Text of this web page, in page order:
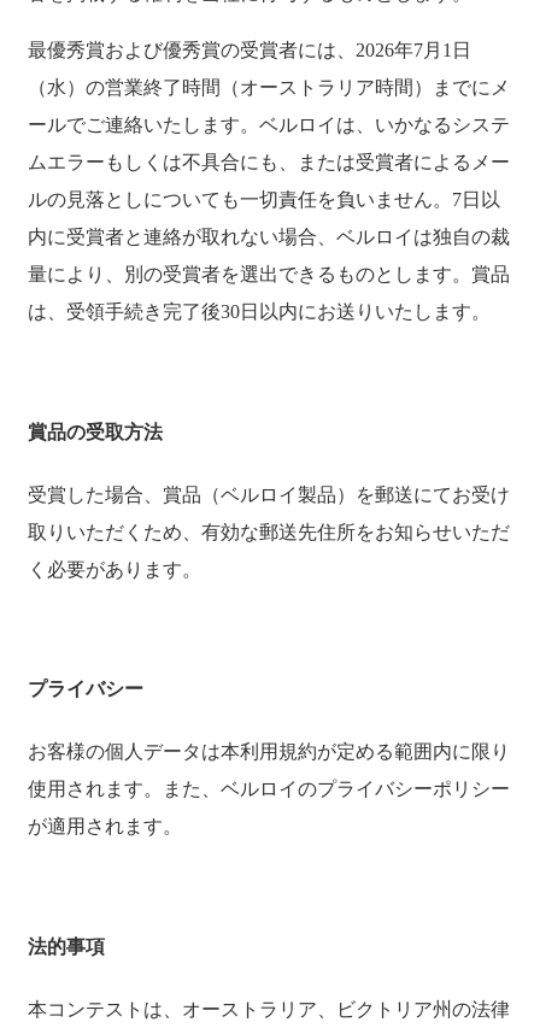
最優秀賞および優秀賞の受賞者には、2026年7月1日
（水）の営業終了時間（オーストラリア時間）までにメ
ールでご連絡いたします。ベルロイは、いかなるシステ
ムエラーもしくは不具合にも、または受賞者によるメー
ルの見落としについても一切責任を負いません。7日以
内に受賞者と連絡が取れない場合、ベルロイは独自の裁
量により、別の受賞者を選出できるものとします。賞品
は、受領手続き完了後30日以内にお送りいたします。
賞品の受取方法
受賞した場合、賞品（ベルロイ製品）を郵送にてお受け
取りいただくため、有効な郵送先住所をお知らせいただ
く必要があります。
プライバシー
お客様の個人データは本利用規約が定める範囲内に限り
使用されます。また、ベルロイのプライバシーポリシー
が適用されます。
法的事項
本コンテストは、オーストラリア、ビクトリア州の法律